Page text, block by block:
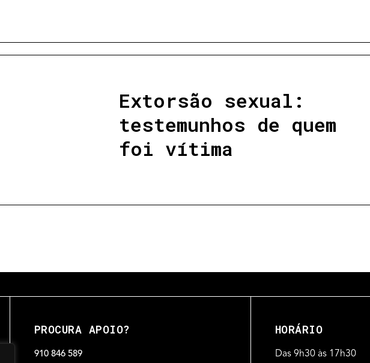
Extorsão sexual:
testemunhos de quem
foi vítima
PROCURA APOIO?
910 846 589
HORÁRIO
Das 9h30 às 17h30